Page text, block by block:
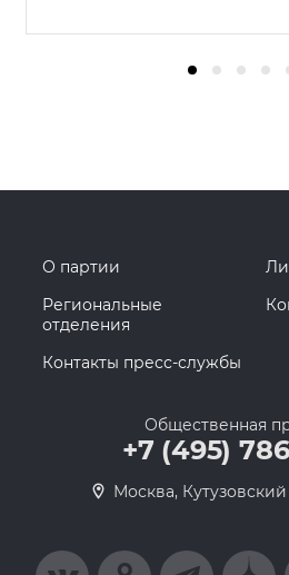
О партии
Региональные
отделения
Контакты пресс-службы
Общественная
+7 (495)
Москва,